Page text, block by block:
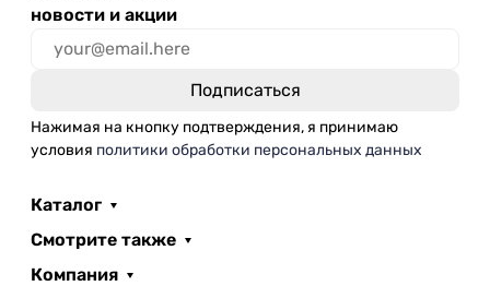
новости и акции
Нажимая на кнопку подтверждения, я принимаю
условия политики обработки персональных данных
Каталог
Смотрите также
Компания